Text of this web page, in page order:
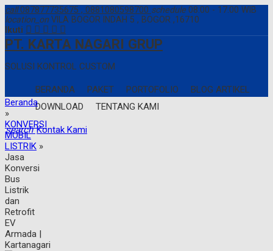
call087877735675 , 0881080598700 schedule 08.00 - 17.00 WIB
location_on VILA BOGOR INDAH 5 , BOGOR ,16710
Ikuti
PT. KARTA NAGARI GRUP
SOLUSI KONTROL CUSTOM
BERANDA PAKET PORTOFOLIO
BLOG ARTIKEL
DOWNLOAD
TENTANG KAMI
search Kontak Kami
Beranda
»
KONVERSI
MOBIL
LISTRIK »
Jasa
Konversi
Bus
Listrik
dan
Retrofit
EV
Armada |
Kartanagari